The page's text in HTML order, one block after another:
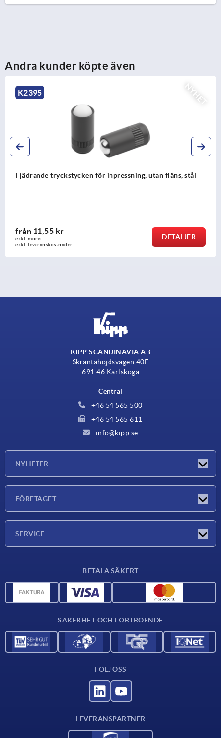
Andra kunder köpte även
NYHET
K2395
Fjädrande tryckstycken för inpressning, utan fläns, stål
från 11,55 kr
exkl. moms
exkl. leveranskostnader
DETALJER
KIPP SCANDINAVIA AB
Skrantahöjdsvägen 40F
691 46 Karlskoga
Central
+46 54 565 500
+46 54 565 611
info@kipp.se
NYHETER
FÖRETAGET
SERVICE
CAD-data
BETALA SÄKERT
SÄKERHET OCH FÖRTROENDE
FÖLJ OSS
LEVERANSPARTNER